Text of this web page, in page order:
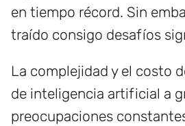
en tiempo récord. Sin
traído consigo desafíos
La complejidad y el costo
de inteligencia artificial a
preocupaciones